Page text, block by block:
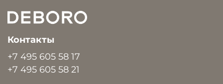
Контакты
+7 495 605 58 17
+7 495 605 58 21